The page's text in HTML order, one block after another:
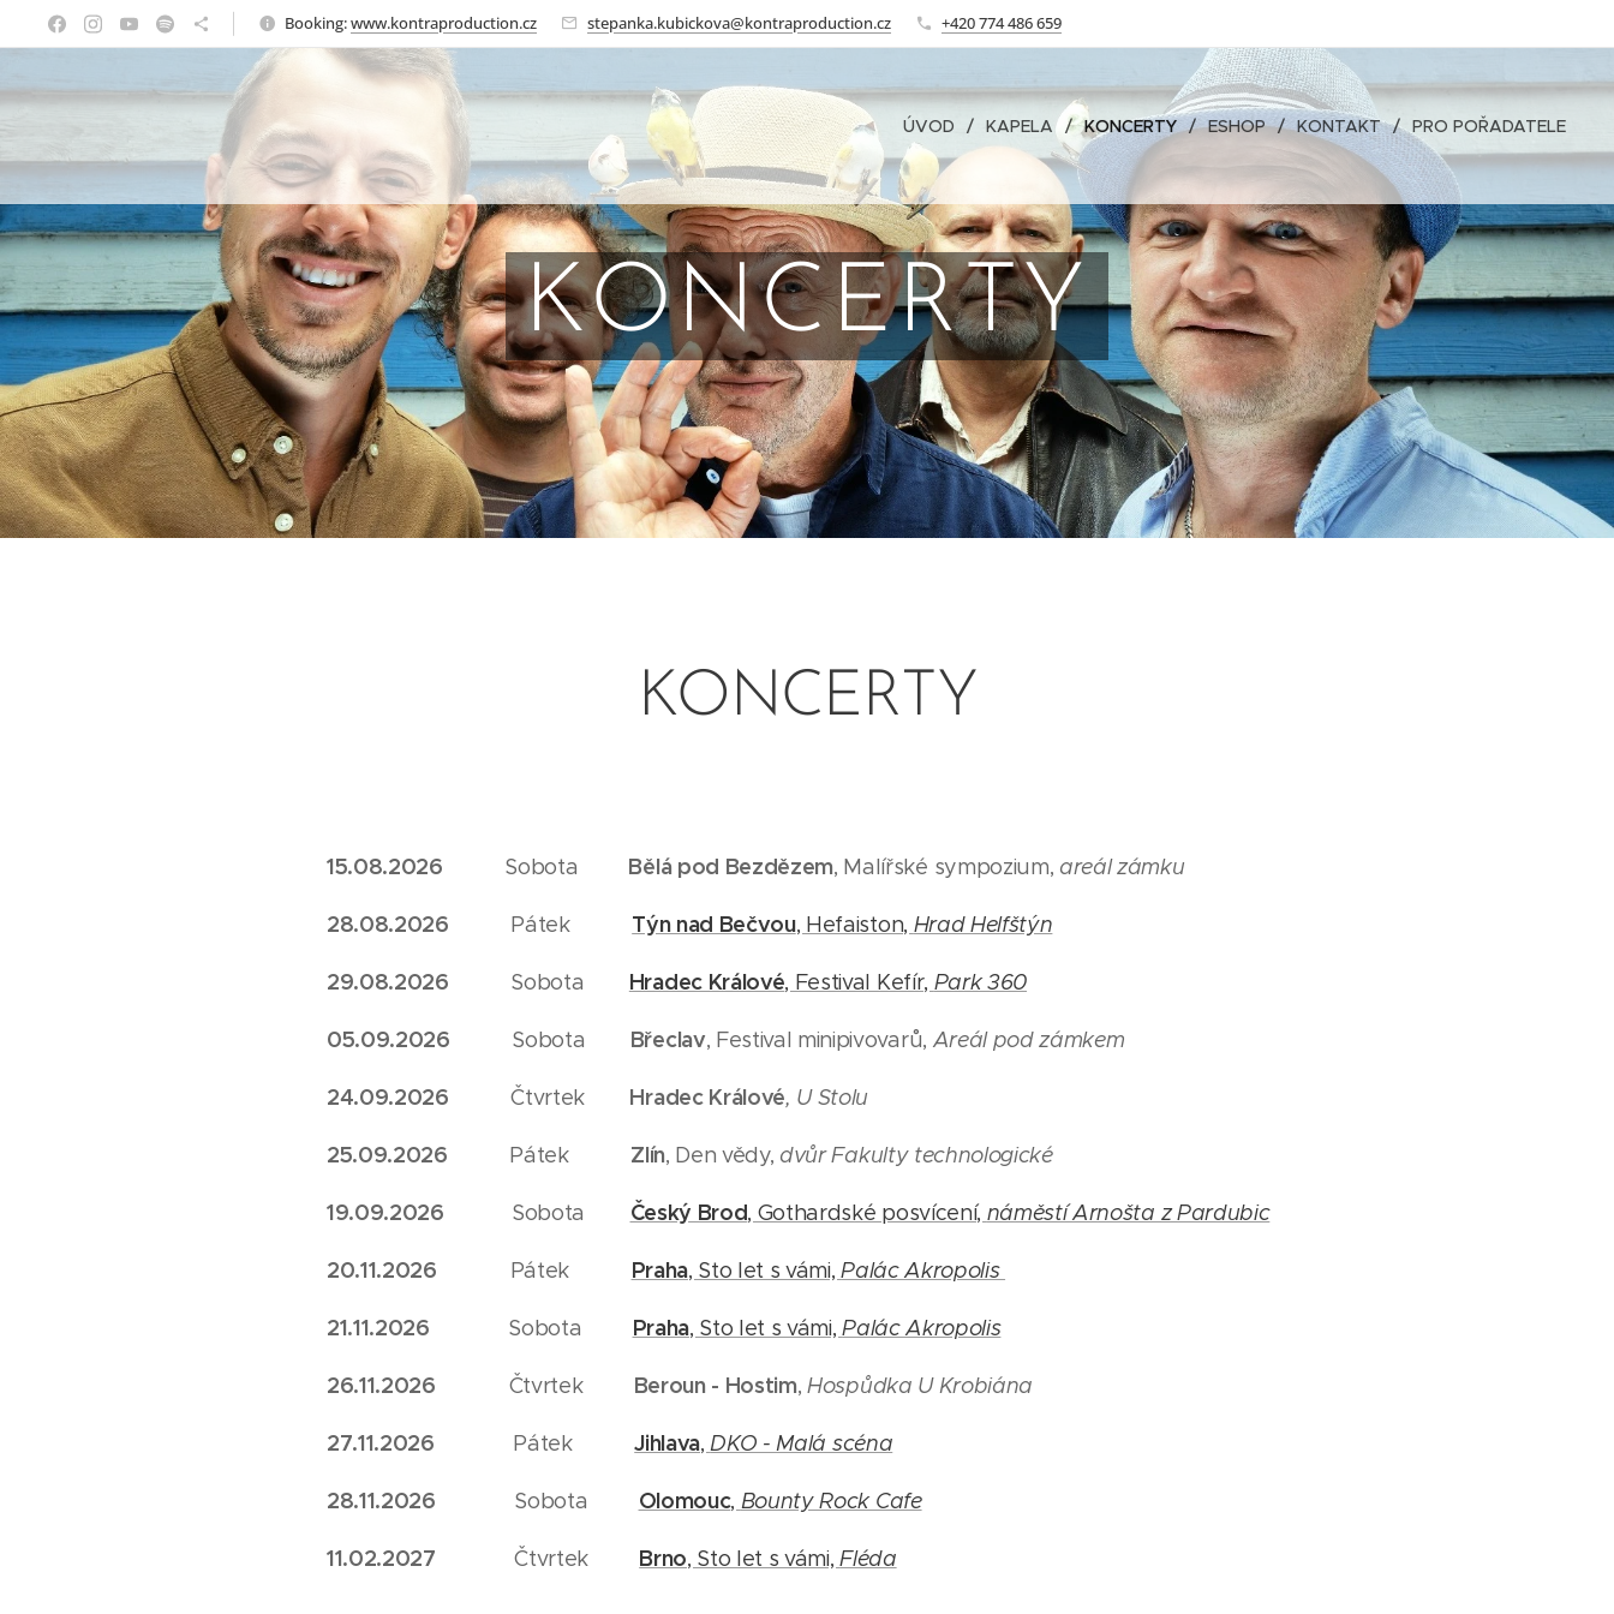
Booking:www.kontraproduction.cz stepanka.kubickova@kontraproduction.cz +420 774 486 659
ÚVOD KAPELA KONCERTY ESHOP KONTAKT PRO POŘADATELE
KONCERTY
KONCERTY
15.08.2026 Sobota Bělá pod Bezdězem, Malířské sympozium, areál zámku
28.08.2026 Pátek Týn nad Bečvou, Hefaiston, Hrad Helfštýn
29.08.2026 Sobota Hradec Králové, Festival Kefír, Park 360
05.09.2026 Sobota Břeclav, Festival minipivovarů, Areál pod zámkem
24.09.2026Čtvrtek Hradec Králové, U Stolu
25.09.2026 Pátek Zlín, Den vědy, dvůr Fakulty technologické
19.09.2026 Sobota Český Brod, Gothardské posvícení, náměstí Arnošta z Pardubic
20.11.2026 Pátek Praha, Sto let s vámi,Palác Akropolis
21.11.2026 Sobota Praha, Sto let s vámi,Palác Akropolis
26.11.2026 Čtvrtek Beroun - Hostim,Hospůdka U Krobiána
27.11.2026 PátekJihlava,DKO - Malá scéna
28.11.2026 Sobota Olomouc, Bounty Rock Cafe
11.02.2027Čtvrtek Brno, Sto let s vámi,Fléda